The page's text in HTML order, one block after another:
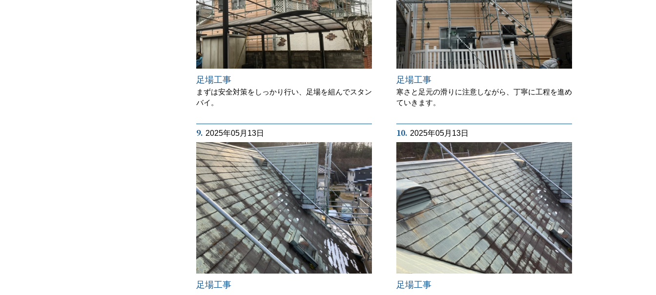
足場工事
まずは安全対策をしっかり行い、足場を組んでスタン
バイ。
足場工事
寒さと足元の滑りに注意しながら、丁寧に工程を進め
ていきます。
9. 2025年05月13日
足場工事
10. 2025年05月13日
足場工事